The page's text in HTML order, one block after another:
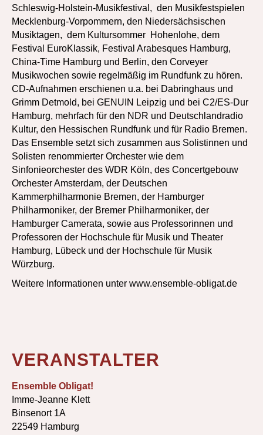
Schleswig-Holstein-Musikfestival, den Musikfestspielen
Mecklenburg-Vorpommern, den Niedersächsischen
Musiktagen, dem Kultursommer Hohenlohe, dem
Festival EuroKlassik, Festival Arabesques Hamburg,
China-Time Hamburg und Berlin, den Corveyer
Musikwochen sowie regelmäßig im Rundfunk zu hören.
CD-Aufnahmen erschienen u.a. bei Dabringhaus und
Grimm Detmold, bei GENUIN Leipzig und bei C2/ES-Dur
Hamburg, mehrfach für den NDR und Deutschlandradio
Kultur, den Hessischen Rundfunk und für Radio Bremen.
Das Ensemble setzt sich zusammen aus Solistinnen und
Solisten renommierter Orchester wie dem
Sinfonieorchester des WDR Köln, des Concertgebouw
Orchester Amsterdam, der Deutschen
Kammerphilharmonie Bremen, der Hamburger
Philharmoniker, der Bremer Philharmoniker, der
Hamburger Camerata, sowie aus Professorinnen und
Professoren der Hochschule für Musik und Theater
Hamburg, Lübeck und der Hochschule für Musik
Würzburg.
Weitere Informationen unter www.ensemble-obligat.de
VERANSTALTER
Ensemble Obligat!
Imme-Jeanne Klett
Binsenort 1A
22549 Hamburg